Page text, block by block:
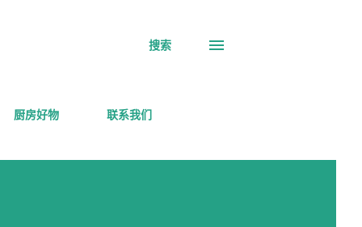
搜索
厨房好物 联系我们